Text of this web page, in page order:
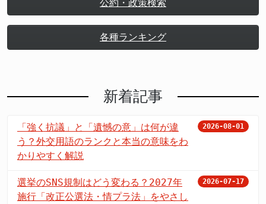
公約・政策検索
各種ランキング
新着記事
「強く抗議」と「遺憾の意」は何が違
う？外交用語のランクと本当の意味をわ
かりやすく解説
2026-08-01
選挙のSNS規制はどう変わる？2027年
施行「改正公選法・情プラ法」をやさし
2026-07-17